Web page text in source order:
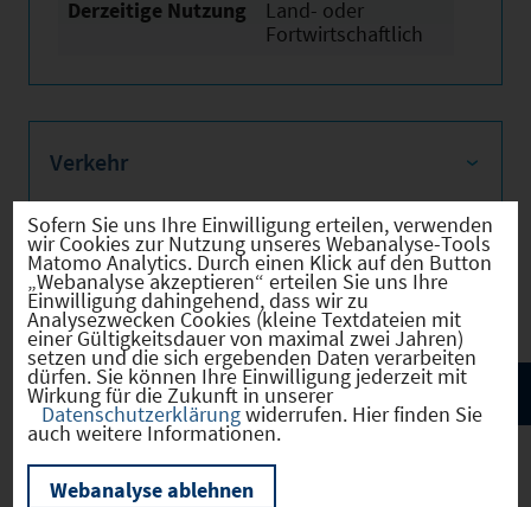
Derzeitige Nutzung
Land- oder
Fortwirtschaftlich
Verkehr
Infrastruktur
Sofern Sie uns Ihre Einwilligung erteilen, verwenden
wir Cookies zur Nutzung unseres Webanalyse-Tools
Matomo Analytics. Durch einen Klick auf den Button
„Webanalyse akzeptieren“ erteilen Sie uns Ihre
Einwilligung dahingehend, dass wir zu
Analysezwecken Cookies (kleine Textdateien mit
einer Gültigkeitsdauer von maximal zwei Jahren)
setzen und die sich ergebenden Daten verarbeiten
dürfen. Sie können Ihre Einwilligung jederzeit mit
Wirkung für die Zukunft in unserer
Datenschutzerklärungwiderrufen. Hier finden Sie
auch weitere Informationen.
Webanalyse ablehnen